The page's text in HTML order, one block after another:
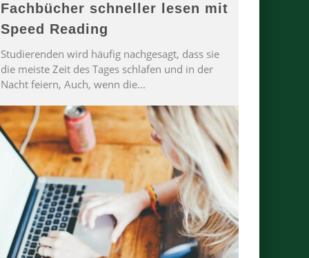
Fachbücher schneller lesen mit
Speed Reading
Studierenden wird häufig nachgesagt, dass sie
die meiste Zeit des Tages schlafen und in der
Nacht feiern, Auch, wenn die...